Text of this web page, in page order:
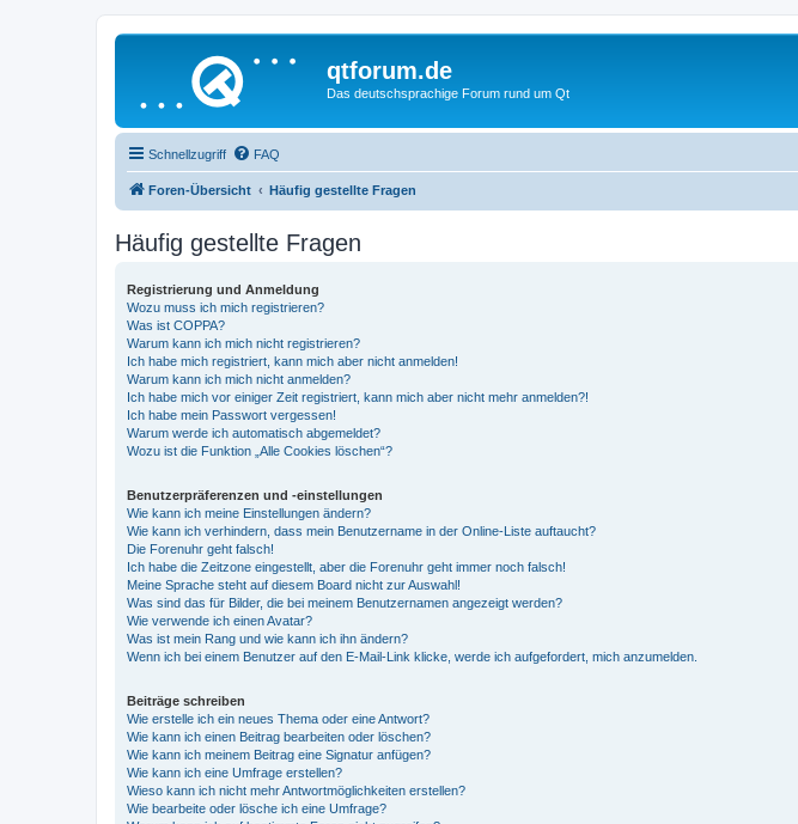
qtforum.de
Das deutschsprachige Forum rund um Qt
Schnellzugriff FAQ
Foren-Übersicht Häufig gestellte Fragen
Häufig gestellte Fragen
Registrierung und Anmeldung
Wozu muss ich mich registrieren?
Was ist COPPA?
Warum kann ich mich nicht registrieren?
Ich habe mich registriert, kann mich aber nicht anmelden!
Warum kann ich mich nicht anmelden?
Ich habe mich vor einiger Zeit registriert, kann mich aber nicht mehr anmelden?!
Ich habe mein Passwort vergessen!
Warum werde ich automatisch abgemeldet?
Wozu ist die Funktion „Alle Cookies löschen“?
Benutzerpräferenzen und -einstellungen
Wie kann ich meine Einstellungen ändern?
Wie kann ich verhindern, dass mein Benutzername in der Online-Liste auftaucht?
Die Forenuhr geht falsch!
Ich habe die Zeitzone eingestellt, aber die Forenuhr geht immer noch falsch!
Meine Sprache steht auf diesem Board nicht zur Auswahl!
Was sind das für Bilder, die bei meinem Benutzernamen angezeigt werden?
Wie verwende ich einen Avatar?
Was ist mein Rang und wie kann ich ihn ändern?
Wenn ich bei einem Benutzer auf den E-Mail-Link klicke, werde ich aufgefordert, mich anzumelden.
Beiträge schreiben
Wie erstelle ich ein neues Thema oder eine Antwort?
Wie kann ich einen Beitrag bearbeiten oder löschen?
Wie kann ich meinem Beitrag eine Signatur anfügen?
Wie kann ich eine Umfrage erstellen?
Wieso kann ich nicht mehr Antwortmöglichkeiten erstellen?
Wie bearbeite oder lösche ich eine Umfrage?